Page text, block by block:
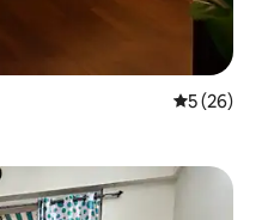
5 (26)